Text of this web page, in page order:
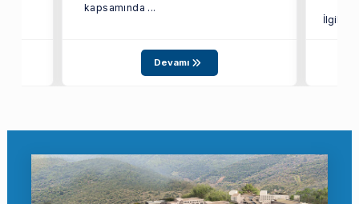
kapsamında ...
Devamı
İlgili